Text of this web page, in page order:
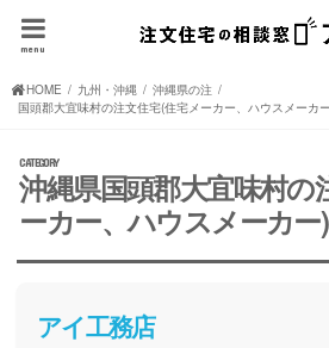
menu
HOME 九州・沖縄の注文住宅(住宅メーカー、ハウスメ
沖縄県の注文住宅(住宅メーカー
国頭郡大宜味村の注文住宅(住宅メーカー、ハウスメーカ
沖縄県国頭郡大宜味村の
ーカー、ハウスメーカー)
アイ工務店